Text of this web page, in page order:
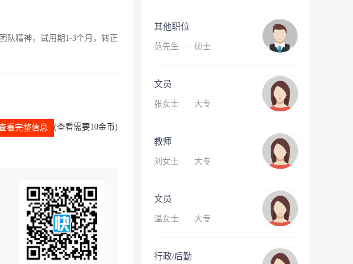
队精神，试用期1-3个月，转正
看完整信息 (查看需要10金币)
其他职位
范先生 · 硕士
文员
张女士 · 大专
教师
刘女士 · 大专
文员
温女士 · 大专
行政/后勤